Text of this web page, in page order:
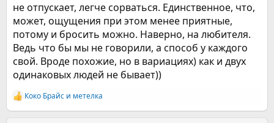
не отпускает, легче сорваться. Единственное, что,
может, ощущения при этом менее приятные,
потому и бросить можно. Наверно, на любителя.
Ведь что бы мы не говорили, а способ у каждого
свой. Вроде похожие, но в вариациях) как и двух
одинаковых людей не бывает))
Р
е
Коко Брайс и метелка